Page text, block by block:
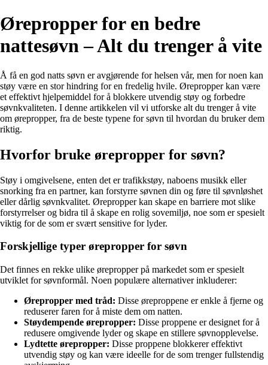
Ørepropper for en bedre
nattesøvn – Alt du trenger å vite
Å få en god natts søvn er avgjørende for helsen vår, men for noen kan
støy være en stor hindring for en fredelig hvile. Ørepropper kan være
et effektivt hjelpemiddel for å blokkere utvendig støy og forbedre
søvnkvaliteten. I denne artikkelen vil vi utforske alt du trenger å vite
om ørepropper, fra de beste typene for søvn til hvordan du bruker dem
riktig.
Hvorfor bruke ørepropper for søvn?
Støy i omgivelsene, enten det er trafikkstøy, naboens musikk eller
snorking fra en partner, kan forstyrre søvnen din og føre til søvnløshet
eller dårlig søvnkvalitet. Ørepropper kan skape en barriere mot slike
forstyrrelser og bidra til å skape en rolig sovemiljø, noe som er spesielt
viktig for de som er svært sensitive for lyder.
Forskjellige typer ørepropper for søvn
Det finnes en rekke ulike ørepropper på markedet som er spesielt
utviklet for søvnformål. Noen populære alternativer inkluderer:
Ørepropper med tråd: Disse øreproppene er enkle å fjerne og
reduserer faren for å miste dem om natten.
Støydempende ørepropper: Disse proppene er designet for å
redusere omgivende lyder og skape en stillere søvnopplevelse.
Lydtette ørepropper: Disse proppene blokkerer effektivt
utvendig støy og kan være ideelle for de som trenger fullstendig